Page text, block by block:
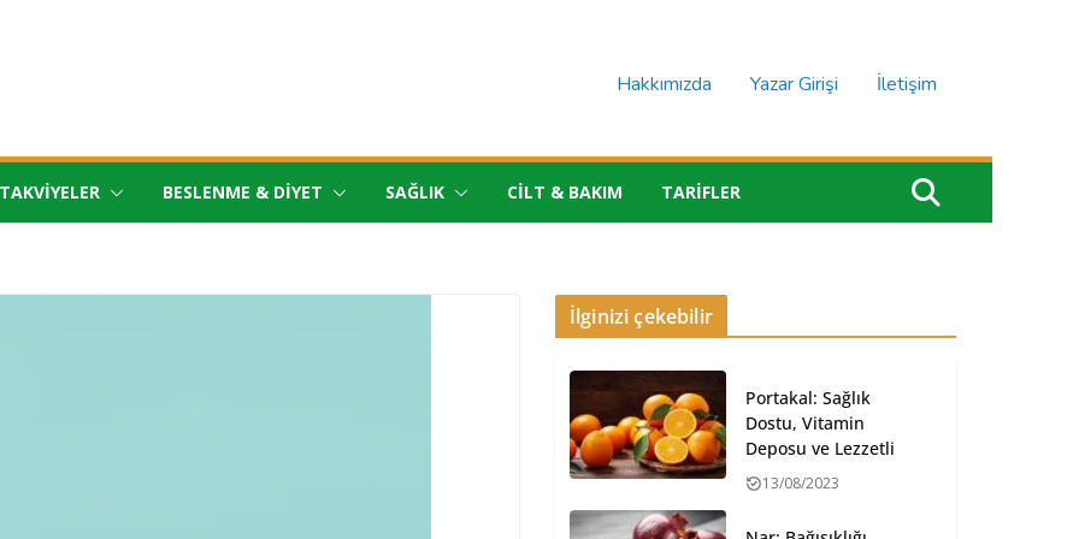
Hakkımızda Yazar Girişi İletişim
TAKVIYELER BESLENME & DIYET SAĞLIK CILT & BAKIM TARIFLER
İlginizi çekebilir
Portakal: Sağlık
Dostu, Vitamin
Deposu ve Lezzetli
13/08/2023